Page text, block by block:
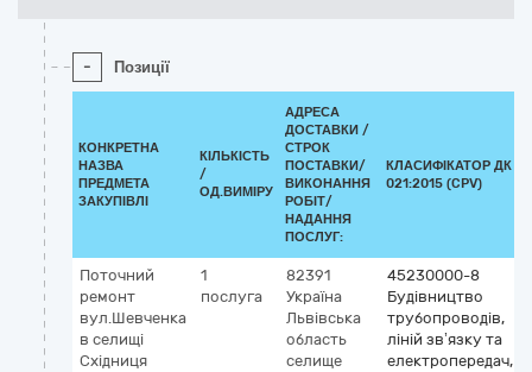
- Позиції
КОНКРЕТНА
НАЗВА
ПРЕДМЕТА
ЗАКУПІВЛІ
КІЛЬКІСТЬ
/
ОД.ВИМІРУ
АДРЕСА
ДОСТАВКИ /
СТРОК
ПОСТАВКИ/
ВИКОНАННЯ
РОБІТ/
НАДАННЯ
ПОСЛУГ:
КЛАСИФІКАТОР ДК
021:2015 (CPV)
Поточний
ремонт
вул.Шевченка
в селищі
Східниця
1
послуга
82391
Україна
Львівська
область
селище
45230000-8
Будівництво
трубопроводів,
ліній зв’язку та
електропередач,